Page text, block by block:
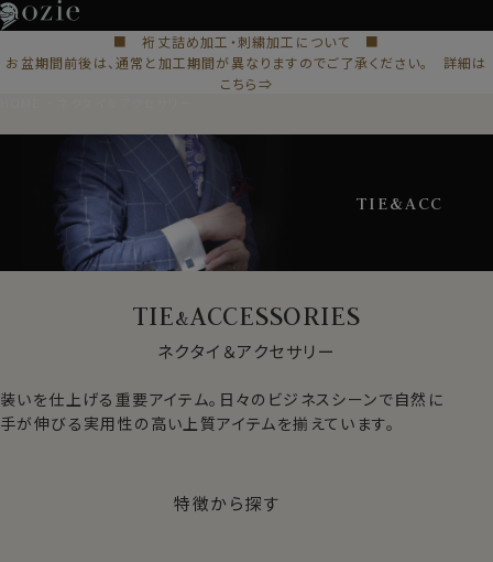
■ 裄丈詰め加工・刺繍加工について ■
お盆期間前後は、通常と加工期間が異なりますのでご了承ください。 詳細は
こちら⇒
TIE&ACC
TIE&ACCESSORIES
ネクタイ＆アクセサリー
装いを仕上げる重要アイテム。日々のビジネスシーンで自然に
手が伸びる実用性の高い上質アイテムを揃えています。
特徴から探す